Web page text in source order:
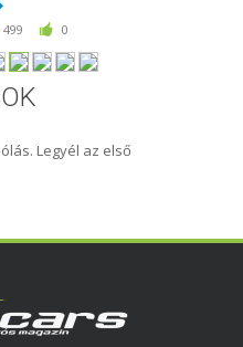
499 0
Legyél az első